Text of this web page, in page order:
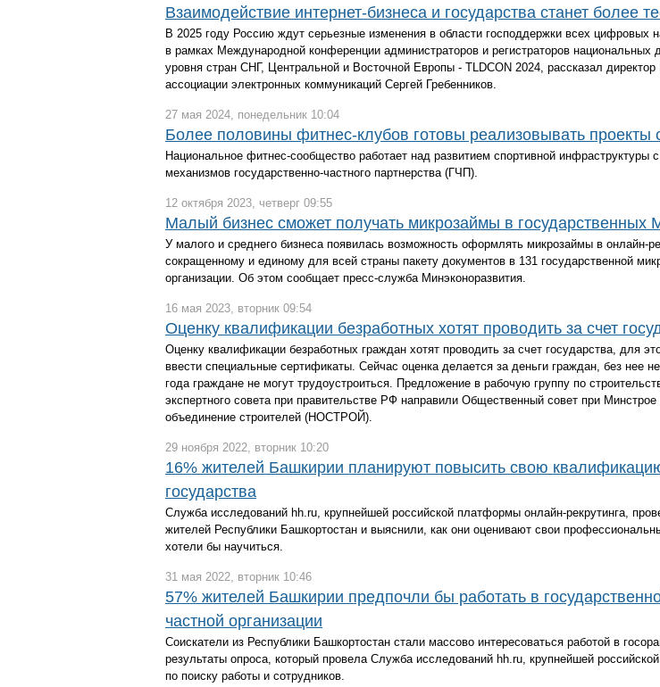
Взаимодействие интернет-бизнеса и государства станет более
В 2025 году Россию ждут серьезные изменения в области господдержки всех цифровых
в рамках Международной конференции администраторов и регистраторов национальных
уровня стран СНГ, Центральной и Восточной Европы - TLDCON 2024, рассказал директор
ассоциации электронных коммуникаций Сергей Гребенников.
27 мая 2024, понедельник 10:04
Более половины фитнес-клубов готовы реализовывать проекты
Национальное фитнес-сообщество работает над развитием спортивной инфраструктуры
механизмов государственно-частного партнерства (ГЧП).
12 октября 2023, четверг 09:55
Малый бизнес сможет получать микрозаймы в
У малого и среднего бизнеса появилась возможность оформлять микрозаймы в онлайн-
сокращенному и единому для всей страны пакету документов в 131 государственной
организации. Об этом сообщает пресс-служба Минэконоразвития.
16 мая 2023, вторник 09:54
Оценку квалификации безработных хотят проводить за счет
Оценку квалификации безработных граждан хотят проводить за счет государства, для
ввести специальные сертификаты. Сейчас оценка делается за деньги граждан, без нее
года граждане не могут трудоустроиться. Предложение в рабочую группу по
экспертного совета при правительстве РФ направили Общественный совет при
объединение строителей (НОСТРОЙ).
29 ноября 2022, вторник 10:20
16% жителей Башкирии планируют повысить свою
государства
Служба исследований hh.ru, крупнейшей российской платформы онлайн-рекрутинга,
жителей Республики Башкортостан и выяснили, как они оценивают свои
хотели бы научиться.
31 мая 2022, вторник 10:46
57% жителей Башкирии предпочли бы работать в
частной организации
Соискатели из Республики Башкортостан стали массово интересоваться работой в
результаты опроса, который провела Служба исследований hh.ru, крупнейшей
по поиску работы и сотрудников.